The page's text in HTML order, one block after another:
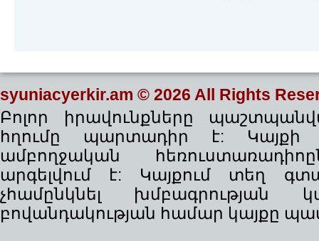
syuniacyerkir.am © 2026 All Rights
Բոլոր իրավունքները
հղումը պարտադիր է: Կայքի
ամբողջական
արգելվում է: Կայքում տեղ
չհամընկնել խմբագրության
բովանդակության համար կայքը